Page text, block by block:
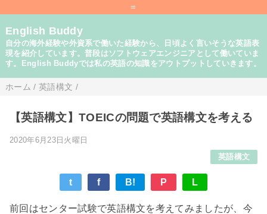
=
English Buddy
自分の海外経験や外資系で働いた経験から、日頃よく言いそうな英語表
現を紹介しています。普段はソフトウェアエンジニアとして働いていま
す。English Buddyでは私の英語の知識をアウトプットしていきます。
ホーム / 英語構文 /
【英語構文】TOEICの問題で英語構文を考える
2020年6月23日火曜日
英語構文
t f B! P L
前回はセンター試験で英語構文を考えてみましたが、今